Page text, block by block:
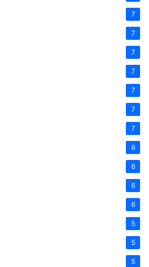
7
7
7
7
7
7
7
6
6
6
6
5
5
5